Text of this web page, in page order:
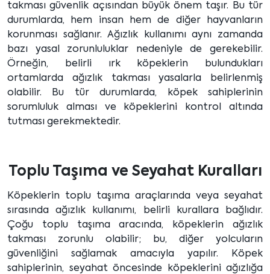
takması güvenlik açısından büyük önem taşır. Bu tür
durumlarda, hem insan hem de diğer hayvanların
korunması sağlanır. Ağızlık kullanımı aynı zamanda
bazı yasal zorunluluklar nedeniyle de gerekebilir.
Örneğin, belirli ırk köpeklerin bulundukları
ortamlarda ağızlık takması yasalarla belirlenmiş
olabilir. Bu tür durumlarda, köpek sahiplerinin
sorumluluk alması ve köpeklerini kontrol altında
tutması gerekmektedir.
Toplu Taşıma ve Seyahat Kuralları
Köpeklerin toplu taşıma araçlarında veya seyahat
sırasında ağızlık kullanımı, belirli kurallara bağlıdır.
Çoğu toplu taşıma aracında, köpeklerin ağızlık
takması zorunlu olabilir; bu, diğer yolcuların
güvenliğini sağlamak amacıyla yapılır. Köpek
sahiplerinin, seyahat öncesinde köpeklerini ağızlığa